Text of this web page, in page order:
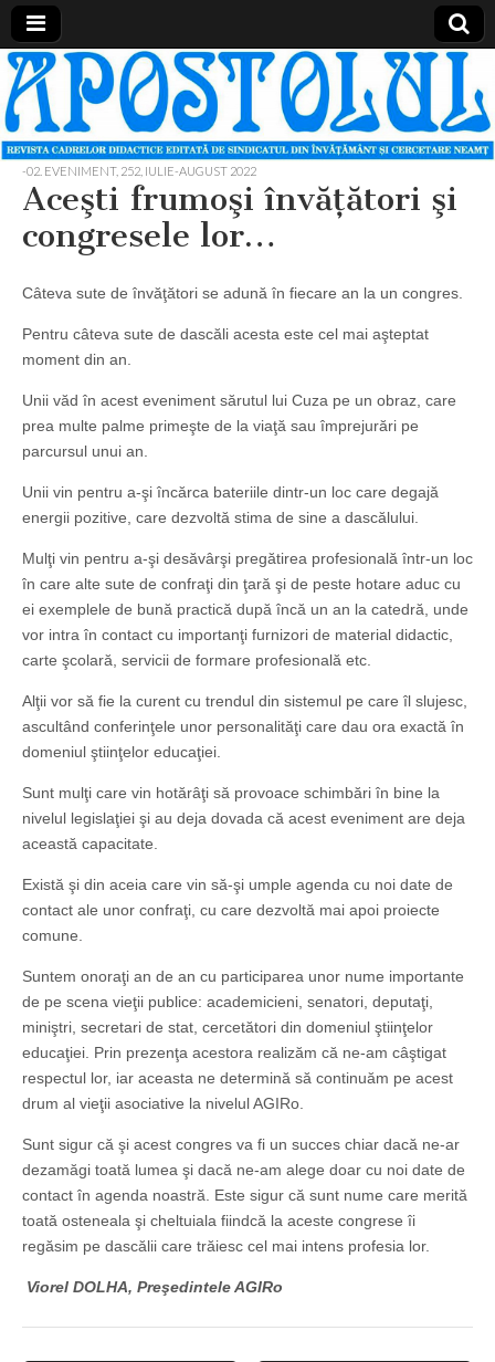
Apostolul
Revista
cadrelor
didactice
din
judetul
Neamt
-02. EVENIMENT, 252, IULIE-AUGUST 2022
Aceşti frumoşi învăţători şi
congresele lor…
Câteva sute de învăţători se adună în fiecare an la un congres.
Pentru câteva sute de dascăli acesta este cel mai aşteptat
moment din an.
Unii văd în acest eveniment sărutul lui Cuza pe un obraz, care
prea multe palme primeşte de la viaţă sau împrejurări pe
parcursul unui an.
Unii vin pentru a-şi încărca bateriile dintr-un loc care degajă
energii pozitive, care dezvoltă stima de sine a dascălului.
Mulţi vin pentru a-şi desăvârşi pregătirea profesională într-un loc
în care alte sute de confraţi din ţară şi de peste hotare aduc cu
ei exemplele de bună practică după încă un an la catedră, unde
vor intra în contact cu importanţi furnizori de material didactic,
carte şcolară, servicii de formare profesională etc.
Alţii vor să fie la curent cu trendul din sistemul pe care îl slujesc,
ascultând conferinţele unor personalităţi care dau ora exactă în
domeniul ştiinţelor educaţiei.
Sunt mulţi care vin hotărâţi să provoace schimbări în bine la
nivelul legislaţiei şi au deja dovada că acest eveniment are deja
această capacitate.
Există şi din aceia care vin să-şi umple agenda cu noi date de
contact ale unor confraţi, cu care dezvoltă mai apoi proiecte
comune.
Suntem onoraţi an de an cu participarea unor nume importante
de pe scena vieţii publice: academicieni, senatori, deputaţi,
miniştri, secretari de stat, cercetători din domeniul ştiinţelor
educaţiei. Prin prezenţa acestora realizăm că ne-am câştigat
respectul lor, iar aceasta ne determină să continuăm pe acest
drum al vieţii asociative la nivelul AGIRo.
Sunt sigur că şi acest congres va fi un succes chiar dacă ne-ar
dezamăgi toată lumea şi dacă ne-am alege doar cu noi date de
contact în agenda noastră. Este sigur că sunt nume care merită
toată osteneala şi cheltuiala fiindcă la aceste congrese îi
regăsim pe dascălii care trăiesc cel mai intens profesia lor.
Viorel DOLHA, Preşedintele AGIRo